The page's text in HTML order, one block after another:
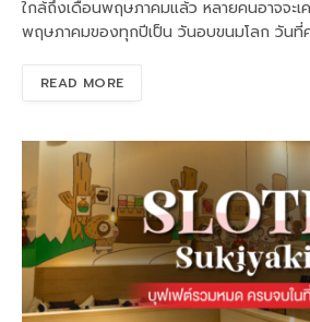
ใกล้ถึงเดือนพฤษภาคมแล้ว หลายคนอาจจะเ
พฤษภาคมของทุกปีเป็น วันอบขนมโลก วันที่
READ MORE